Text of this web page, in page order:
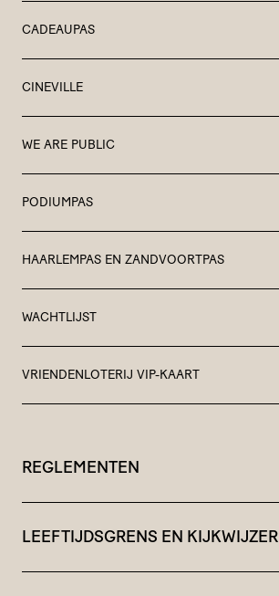
CADEAUPAS
CINEVILLE
WE ARE PUBLIC
PODIUMPAS
HAARLEMPAS EN ZANDVOORTPAS
WACHTLIJST
VRIEN­DEN­LO­TERIJ VIP-KAART
REGLEMENTEN
LEEFTIJDSGRENS EN KIJKWIJZER